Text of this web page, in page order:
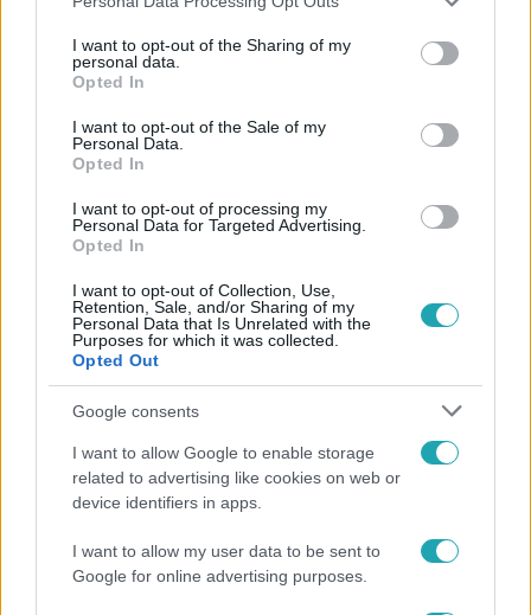
not limited to your visit or usage behaviour. You may click to
grant or deny consent to Google and its third-party tags to
use your data for below specified purposes in below Google
consent section.
I want to opt-out of the Sharing of my
personal data.
Opted In
I want to opt-out of the Sale of my
Personal Data.
Opted In
I want to opt-out of processing my
Personal Data for Targeted Advertising.
Opted In
I want to opt-out of Collection, Use,
Retention, Sale, and/or Sharing of my
Personal Data that Is Unrelated with the
Purposes for which it was collected.
Opted Out
Google consents
I want to allow Google to enable storage
related to advertising like cookies on web or
device identifiers in apps.
I want to allow my user data to be sent to
Google for online advertising purposes.
FARKASHÁZI RÉKA #KÖNYVKIADÓ # HANGOSKÖNYV
Népszerű